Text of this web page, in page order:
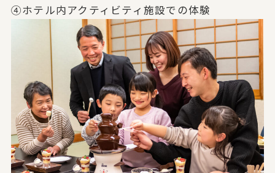
④ホテル内アクティビティ施設での体験